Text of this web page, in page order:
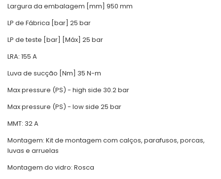
Largura da embalagem [mm] 950 mm
LP de Fábrica [bar] 25 bar
LP de teste [bar] [Máx] 25 bar
LRA: 155 A
Luva de sucção [Nm] 35 N-m
Max pressure (PS) - high side 30.2 bar
Max pressure (PS) - low side 25 bar
MMT: 32 A
Montagem: Kit de montagem com calços, parafusos, porcas,
luvas e arruelas
Montagem do vidro: Rosca